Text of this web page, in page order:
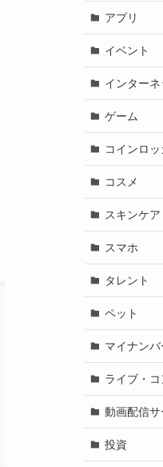
アプリ
イベント
インターネ
ゲーム
コインロッ
コスメ
スキンケア
スマホ
タレント
ペット
マイナンバ
ライブ・コ
動画配信サ
投資